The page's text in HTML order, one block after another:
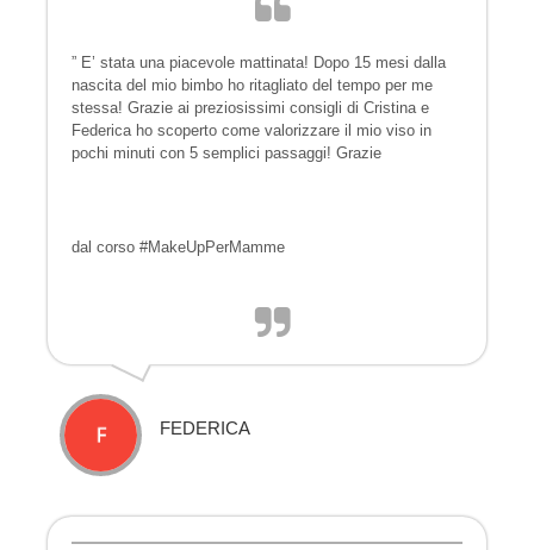
” E’ stata una piacevole mattinata! Dopo 15 mesi dalla
nascita del mio bimbo ho ritagliato del tempo per me
stessa! Grazie ai preziosissimi consigli di Cristina e
Federica ho scoperto come valorizzare il mio viso in
pochi minuti con 5 semplici passaggi! Grazie
dal corso #MakeUpPerMamme
FEDERICA